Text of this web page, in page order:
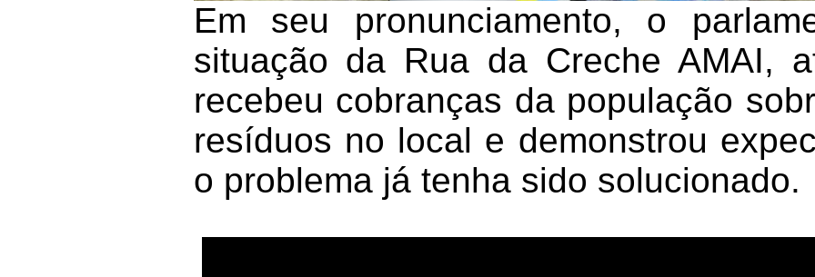
Em seu pronunciamento, o
situação da Rua da Creche AMAI,
recebeu cobranças da população
resíduos no local e demonstrou
o problema já tenha sido solucionado.